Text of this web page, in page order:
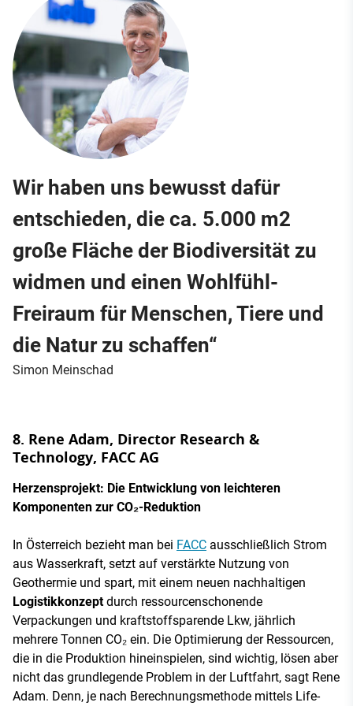
Wir haben uns bewusst dafür
entschieden, die ca. 5.000 m2
große Fläche der Biodiversität zu
widmen und einen Wohlfühl-
Freiraum für Menschen, Tiere und
die Natur zu schaffen“
Simon Meinschad
8. Rene Adam, Director Research &
Technology, FACC AG
Herzensprojekt: Die Entwicklung von leichteren
Komponenten zur CO₂-Reduktion
In Österreich bezieht man bei FACC ausschließlich Strom
aus Wasserkraft, setzt auf verstärkte Nutzung von
Geothermie und spart, mit einem neuen nachhaltigen
Logistikkonzeptdurch ressourcenschonende
Verpackungen und kraftstoffsparende Lkw, jährlich
mehrere Tonnen CO₂ ein. Die Optimierung der Ressourcen,
die in die Produktion hineinspielen, sind wichtig, lösen aber
nicht das grundlegende Problem in der Luftfahrt, sagt Rene
Adam. Denn, je nach Berechnungsmethode mittels Life-